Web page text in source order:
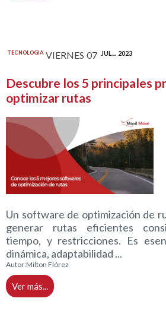
TECNOLOGIA VIERNES 07 JUL... 2023
Descubre los 5 principales
optimizar rutas
Un software de optimización de
generar rutas eficientes
tiempo, y restricciones. Es
dinámica, adaptabilidad ...
Autor:Milton Flórez
Ver más...